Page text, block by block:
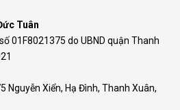
Tuân
01F8021375 do UBND quận Thanh
Nguyễn Xiển, Hạ Đình, Thanh Xuân,